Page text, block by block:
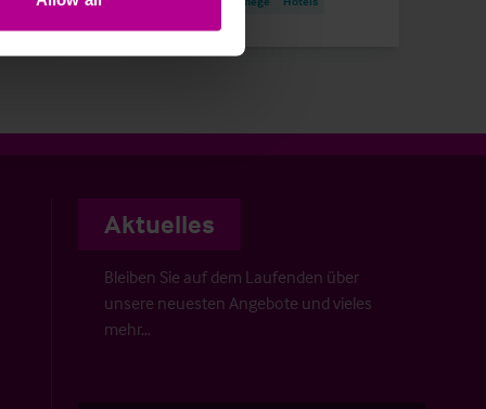
Aktuelles
Bleiben Sie auf dem Laufenden über
unsere neuesten Angebote und vieles
mehr…